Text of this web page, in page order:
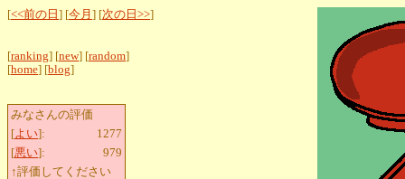
[<<前の日 ] [今月 ] [次の日>>]
[ranking] [new] [random]
[home] [blog]
みなさんの評価
[よい]:
1277
[悪い]:
979
↑評価してください